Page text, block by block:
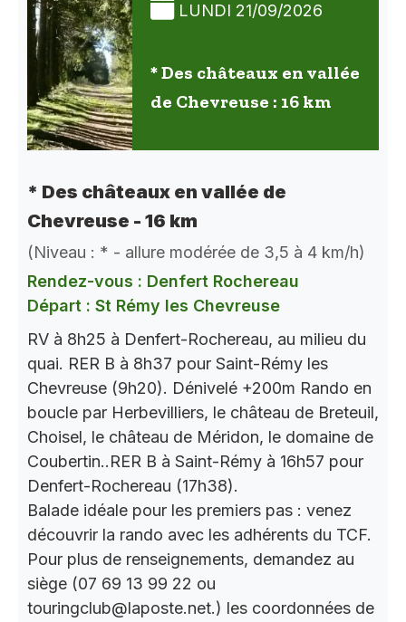
LUNDI 21/09/2026
* Des châteaux en vallée
de Chevreuse : 16 km
* Des châteaux en vallée de
Chevreuse - 16 km
(Niveau : * - allure modérée de 3,5 à 4 km/h)
Rendez-vous : Denfert Rochereau
Départ : St Rémy les Chevreuse
RV à 8h25 à Denfert-Rochereau, au milieu du
quai. RER B à 8h37 pour Saint-Rémy les
Chevreuse (9h20). Dénivelé +200m Rando en
boucle par Herbevilliers, le château de Breteuil,
Choisel, le château de Méridon, le domaine de
Coubertin..RER B à Saint-Rémy à 16h57 pour
Denfert-Rochereau (17h38).
Balade idéale pour les premiers pas : venez
découvrir la rando avec les adhérents du TCF.
Pour plus de renseignements, demandez au
siège (07 69 13 99 22 ou
touringclub@laposte.net.) les coordonnées de